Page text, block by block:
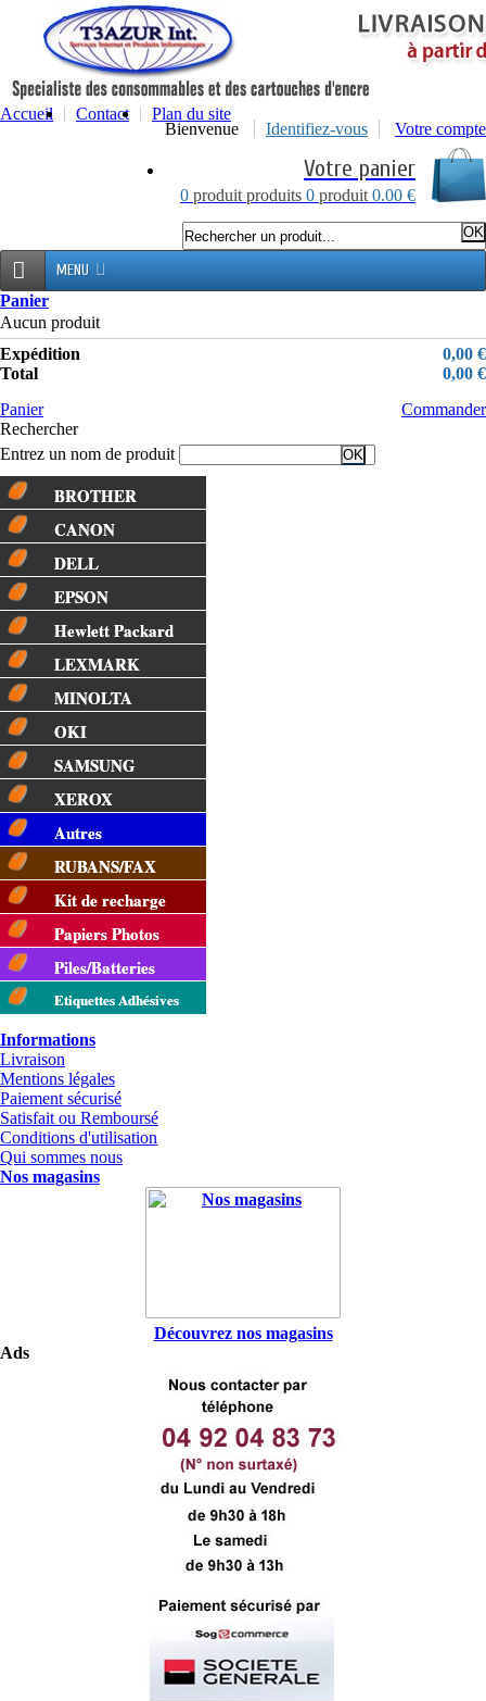
Accueil Contact
Plan du site
Bienvenue
Identifiez-vous Votre compte
Votre panier
0 produit produits 0 produit 0.00 €
MENU
Panier
Aucun produit
Expédition
0,00 €
Total
0,00 €
Panier
Commander
Rechercher
Entrez un nom de produit
BROTHER
CANON
DELL
EPSON
Hewlett Packard
LEXMARK
MINOLTA
OKI
SAMSUNG
XEROX
Autres
RUBANS/FAX
Kit de recharge
Papiers Photos
Piles/Batteries
Etiquettes Adhésives
Informations
Livraison
Mentions légales
Paiement sécurisé
Satisfait ou Remboursé
Conditions d'utilisation
Qui sommes nous
Nos magasins
Découvrez nos magasins
Ads